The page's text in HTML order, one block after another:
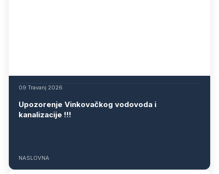
09 Travanj 2026
Upozorenje Vinkovačkog vodovoda i
kanalizacije !!!
NASLOVNA